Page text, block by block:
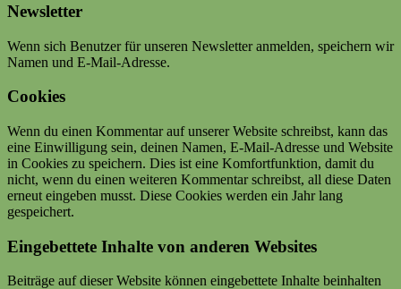
Newsletter
Wenn sich Benutzer für unseren Newsletter anmelden, speichern wir
Namen und E-Mail-Adresse.
Cookies
Wenn du einen Kommentar auf unserer Website schreibst, kann das
eine Einwilligung sein, deinen Namen, E-Mail-Adresse und Website
in Cookies zu speichern. Dies ist eine Komfortfunktion, damit du
nicht, wenn du einen weiteren Kommentar schreibst, all diese Daten
erneut eingeben musst. Diese Cookies werden ein Jahr lang
gespeichert.
Eingebettete Inhalte von anderen Websites
Beiträge auf dieser Website können eingebettete Inhalte beinhalten